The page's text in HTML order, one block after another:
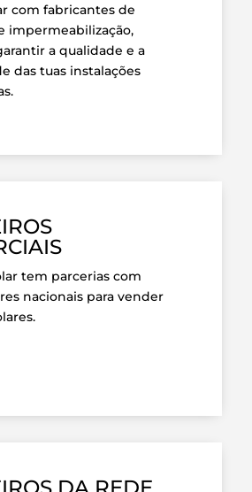
com fabricantes de
impermeabilização,
a qualidade e a
das tuas instalações
tem parcerias com
nacionais para vender